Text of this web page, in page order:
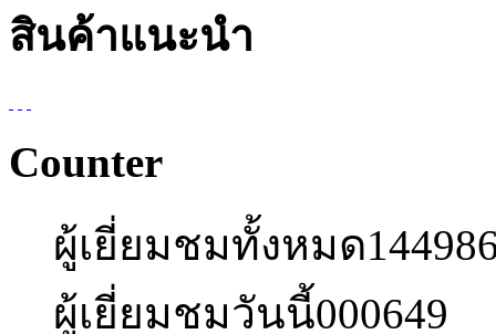
สินค้าแนะนำ
Counter
ผู้เยี่ยมชมทั้งหมด
ผู้เยี่ยมชมวันนี้000649